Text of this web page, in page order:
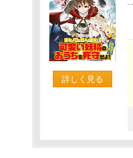
詳しく見る